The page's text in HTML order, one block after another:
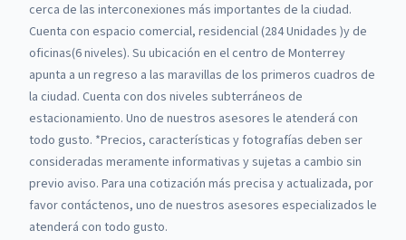
cerca de las interconexiones más importantes de la ciudad.
Cuenta con espacio comercial, residencial (284 Unidades )y de
oficinas(6 niveles). Su ubicación en el centro de Monterrey
apunta a un regreso a las maravillas de los primeros cuadros de
la ciudad. Cuenta con dos niveles subterráneos de
estacionamiento. Uno de nuestros asesores le atenderá con
todo gusto. *Precios, características y fotografías deben ser
consideradas meramente informativas y sujetas a cambio sin
previo aviso. Para una cotización más precisa y actualizada, por
favor contáctenos, uno de nuestros asesores especializados le
atenderá con todo gusto.